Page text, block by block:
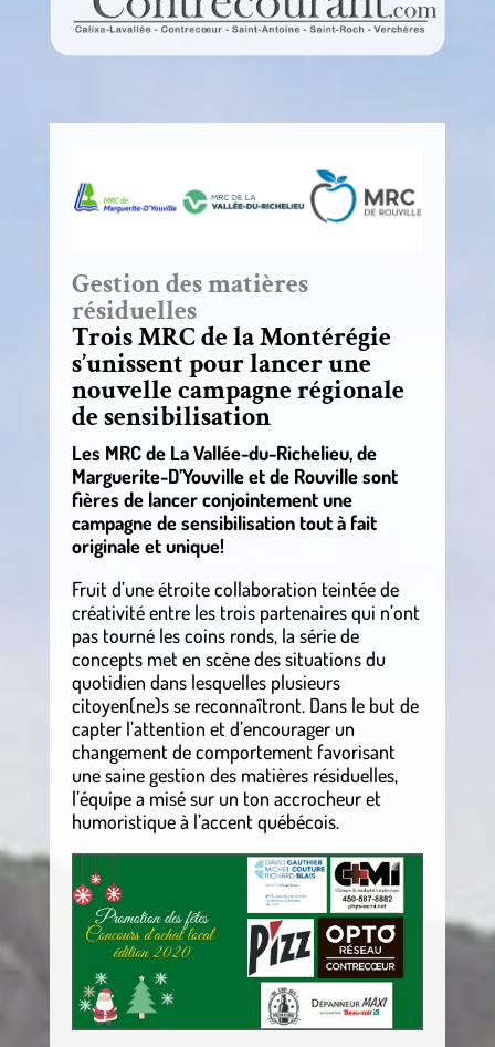
Gestion des matières
résiduelles
Trois MRC de la Montérégie
s’unissent pour lancer une
nouvelle campagne régionale
de sensibilisation
Les MRC de La Vallée-du-Richelieu, de
Marguerite-D’Youville et de Rouville sont
fières de lancer conjointement une
campagne de sensibilisation tout à fait
originale et unique!
Fruit d’une étroite collaboration teintée de
créativité entre les trois partenaires qui n’ont
pas tourné les coins ronds, la série de
concepts met en scène des situations du
quotidien dans lesquelles plusieurs
citoyen(ne)s se reconnaîtront. Dans le but de
capter l’attention et d’encourager un
changement de comportement favorisant
une saine gestion des matières résiduelles,
l’équipe a misé sur un ton accrocheur et
humoristique à l’accent québécois.